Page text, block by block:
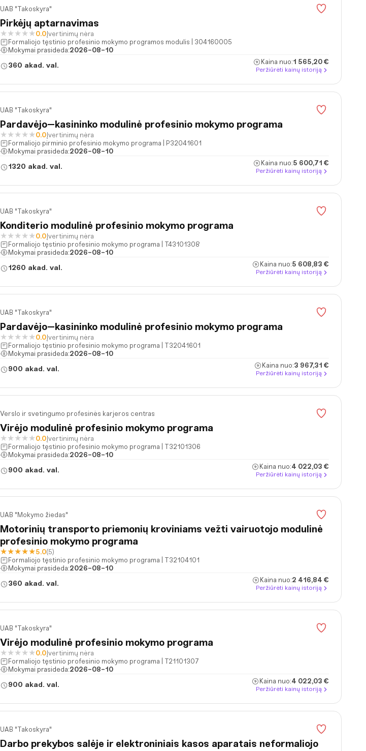
UAB "Takoskyra"
Pirkėjų aptarnavimas
★ ★ ★ ★ ★ 0.0 Įvertinimų nėra
Formaliojo tęstinio profesinio mokymo programos modulis | 304160005
Mokymai prasideda:2026-08-10
360 akad. val. Kaina nuo:1 565,20 €
Peržiūrėti kainų istoriją
UAB "Takoskyra"
Pardavėjo–kasininko modulinė profesinio mokymo programa
★ ★ ★ ★ ★ 0.0 Įvertinimų nėra
Formaliojo pirminio profesinio mokymo programa | P32041601
Mokymai prasideda:2026-08-10
1320 akad. val. Kaina nuo:5 600,71 €
Peržiūrėti kainų istoriją
UAB "Takoskyra"
Konditerio modulinė profesinio mokymo programa
★ ★ ★ ★ ★ 0.0 Įvertinimų nėra
Formaliojo tęstinio profesinio mokymo programa | T43101308
Mokymai prasideda:2026-08-10
1260 akad. val. Kaina nuo:5 608,83 €
Peržiūrėti kainų istoriją
UAB "Takoskyra"
Pardavėjo–kasininko modulinė profesinio mokymo programa
★ ★ ★ ★ ★ 0.0 Įvertinimų nėra
Formaliojo tęstinio profesinio mokymo programa | T32041601
Mokymai prasideda:2026-08-10
900 akad. val. Kaina nuo:3 967,31 €
Peržiūrėti kainų istoriją
Verslo ir svetingumo profesinės karjeros centras
Virėjo modulinė profesinio mokymo programa
★ ★ ★ ★ ★ 0.0 Įvertinimų nėra
Formaliojo tęstinio profesinio mokymo programa | T32101306
Mokymai prasideda:2026-08-10
900 akad. val. Kaina nuo:4 022,03 €
Peržiūrėti kainų istoriją
UAB "Mokymo žiedas"
Motorinių transporto priemonių kroviniams vežti vairuotojo modulinė
profesinio mokymo programa
★★★★★5.0(5)
Formaliojo tęstinio profesinio mokymo programa | T32104101
Mokymai prasideda:2026-08-10
360 akad. val. Kaina nuo:2 416,84 €
Peržiūrėti kainų istoriją
UAB "Takoskyra"
Virėjo modulinė profesinio mokymo programa
★ ★ ★ ★ ★ 0.0 Įvertinimų nėra
Formaliojo tęstinio profesinio mokymo programa | T21101307
Mokymai prasideda:2026-08-10
900 akad. val. Kaina nuo:4 022,03 €
Peržiūrėti kainų istoriją
UAB "Takoskyra"
Darbo prekybos salėje ir elektroniniais kasos aparatais neformaliojo